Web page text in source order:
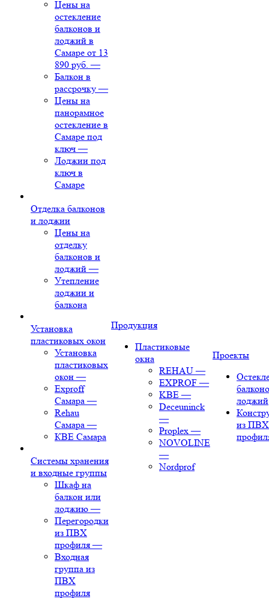
Цены на
остекление
балконов и
лоджий в
Самаре от 13
890 руб. —
Балкон в
рассрочку —
Цены на
панорамное
остекление в
Самаре под
ключ —
Лоджии под
ключ в
Самаре
Отделка балконов
и лоджии
Цены на
отделку
балконов и
лоджий —
Утепление
лоджии и
балкона
Установка
пластиковых окон
Установка
пластиковых
окон —
Exproff
Самара —
Rehau
Самара —
КВЕ Самара
Системы хранения
и входные группы
Шкаф на
балкон или
лоджию —
Перегородки
из ПВХ
профиля —
Входная
группа из
ПВХ
профиля
Продукция
Пластиковые
окна
REHAU —
EXPROF —
KBE —
Deceuninck
—
Proplex —
NOVOLINE
—
Nordprof
Проекты
лоджий
из ПВХ